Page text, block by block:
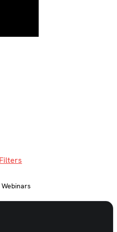
Webinars